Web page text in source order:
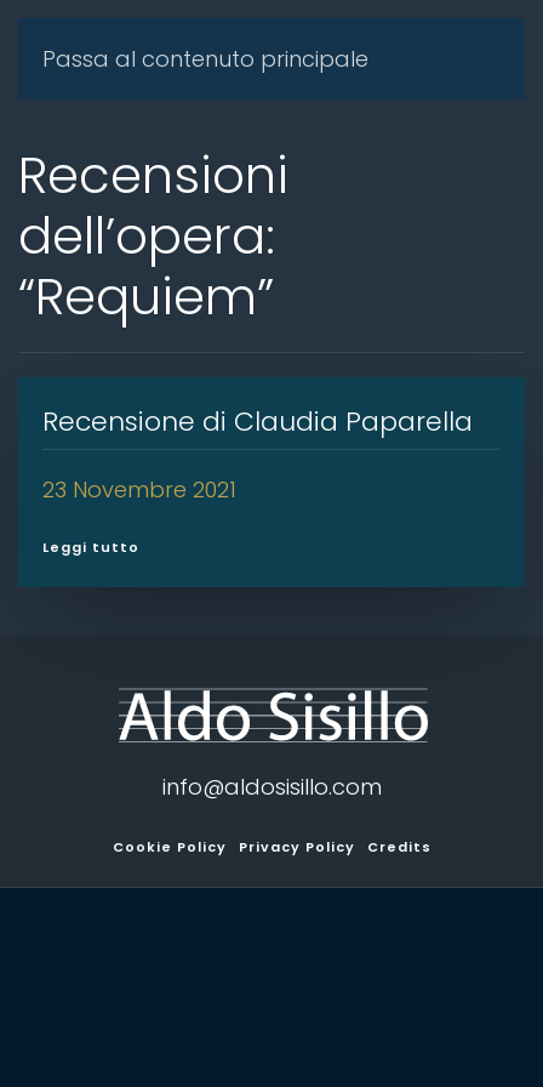
Passa al contenuto principale
Recensioni
dell’opera:
“Requiem”
Recensione di Claudia Paparella
23 Novembre 2021
Leggi tutto
info@aldosisillo.com
Cookie Policy Privacy Policy Credits